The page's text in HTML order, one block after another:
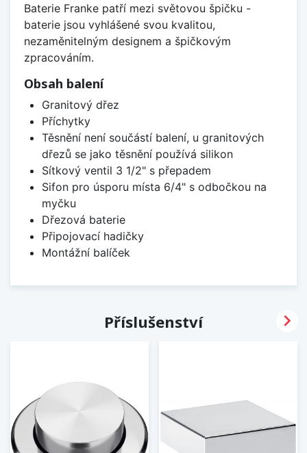
Baterie Franke patří mezi světovou špičku -
baterie jsou vyhlášené svou kvalitou,
nezaměnitelným designem a špičkovým
zpracováním.
Obsah balení
Granitový dřez
Příchytky
Těsnění není součástí balení, u granitových
dřezů se jako těsnění používá silikon
Sítkový ventil 3 1/2" s přepadem
Sifon pro úsporu místa 6/4" s odbočkou na
myčku
Dřezová baterie
Připojovací hadičky
Montážní balíček
Příslušenství 